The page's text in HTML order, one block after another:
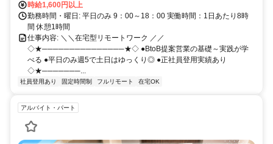
時給1,600円以上
勤務時間・曜日: 平日のみ 9：00～18：00 実働時間：1日あたり8時
間 休憩1時間
仕事内容: ＼＼在宅型リモートワーク ／／
◇★───────────────★◇ ●BtoB提案営業の基礎～実践が学
べる ●平日のみ週5で土日はゆっくり◎ ●正社員登用実績あり
◇★───────...
社員登用あり 固定時間制 フルリモート 在宅OK
アルバイト・パート